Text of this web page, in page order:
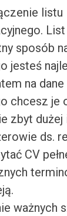
listu
sposób
jesteś
na
chcesz je
zbyt
ds.
CV
ważnych